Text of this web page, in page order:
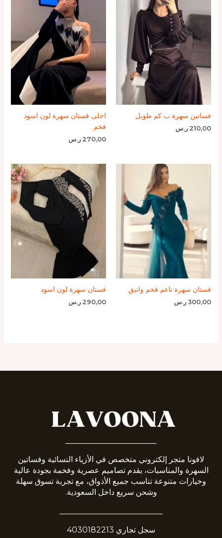
فساتين سهرة ب كم طويل
210,00 ر.س
احلى فستان سهرة لون اسود
فخم
270,00 ر.س
فستان سهرة ناعم فخم وانيق
300,00 ر.س
فستان سهرة لون اسود
290,00 ر.س
لافونا متجر إلكتروني متخصص في الأزياء النسائية وفساتين
السهرة والمناسبات، يقدم تصاميم عصرية وفخمة بجودة عالية
وخيارات متنوعة تناسب جميع الأذواق، مع تجربة تسوق سهلة
وشحن سريع داخل السعودية.
سجل تجاري 4030182213